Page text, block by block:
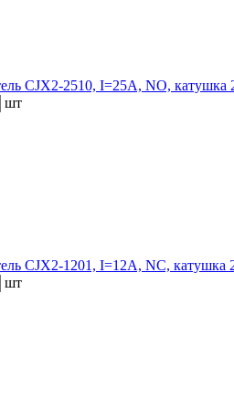
CJX2-2510, I=25A, NO, катушка
шт
CJX2-1201, I=12A, NC, катушка
шт